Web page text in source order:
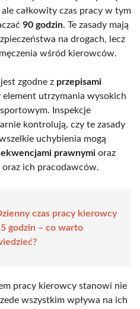
ale całkowity czas pracy w tym
90 godzin. Te zasady mają
na drogach, lecz
wśród kierowców.
zgodne z przepisami
utrzymania wysokich
Inspekcje
kontrolują, czy te zasady
uchybienia mogą
prawnymi oraz
ich pracodawców.
czas pracy kierowcy
godzin – co warto
pracy kierowcy stanowi nie
wszystkim wpływa na ich